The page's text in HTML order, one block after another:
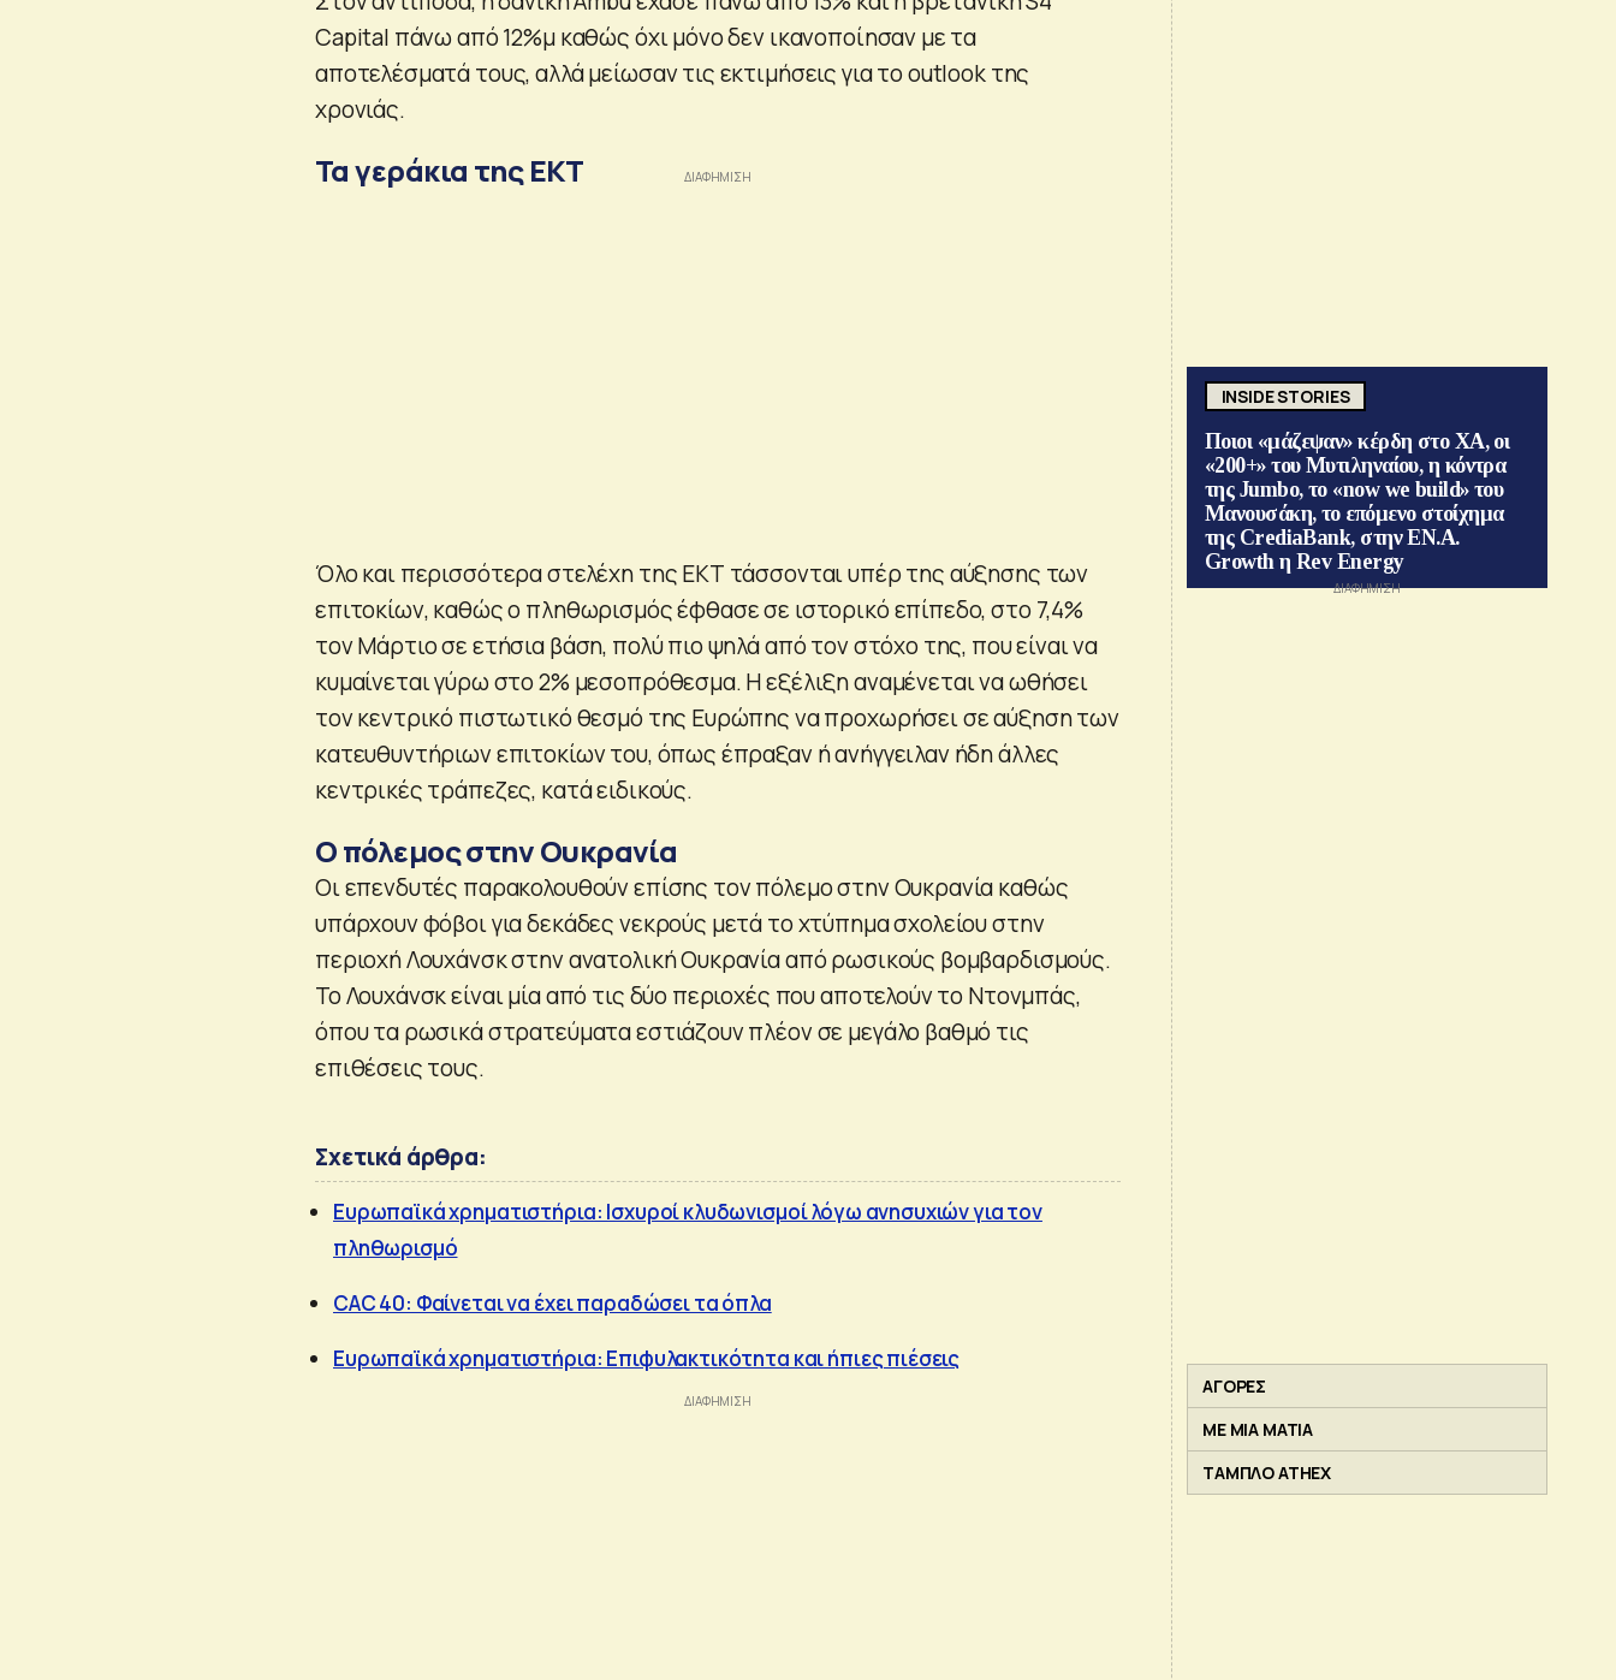
Capital πάνω από 12%μ καθώς όχι μόνο δεν ικανοποίησαν με τα
αποτελέσματά τους, αλλά μείωσαν τις εκτιμήσεις για το outlook της
χρονιάς.
Τα γεράκια της ΕΚΤ
Όλο και περισσότερα στελέχη της ΕΚΤ τάσσονται υπέρ της αύξησης των
επιτοκίων, καθώς ο πληθωρισμός έφθασε σε ιστορικό επίπεδο, στο 7,4%
τον Μάρτιο σε ετήσια βάση, πολύ πιο ψηλά από τον στόχο της, που είναι να
κυμαίνεται γύρω στο 2% μεσοπρόθεσμα. Η εξέλιξη αναμένεται να ωθήσει
τον κεντρικό πιστωτικό θεσμό της Ευρώπης να προχωρήσει σε αύξηση των
κατευθυντήριων επιτοκίων του, όπως έπραξαν ή ανήγγειλαν ήδη άλλες
κεντρικές τράπεζες, κατά ειδικούς.
Ο πόλεμος στην Ουκρανία
Οι επενδυτές παρακολουθούν επίσης τον πόλεμο στην Ουκρανία καθώς
υπάρχουν φόβοι για δεκάδες νεκρούς μετά το χτύπημα σχολείου στην
περιοχή Λουχάνσκ στην ανατολική Ουκρανία από ρωσικούς βομβαρδισμούς.
Το Λουχάνσκ είναι μία από τις δύο περιοχές που αποτελούν το Ντονμπάς,
όπου τα ρωσικά στρατεύματα εστιάζουν πλέον σε μεγάλο βαθμό τις
επιθέσεις τους.
Σχετικά άρθρα:
Ευρωπαϊκά χρηματιστήρια: Ισχυροί κλυδωνισμοί λόγω ανησυχιών για τον
πληθωρισμό
CAC 40: Φαίνεται να έχει παραδώσει τα όπλα
Ευρωπαϊκά χρηματιστήρια: Επιφυλακτικότητα και ήπιες πιέσεις
INSIDE STORIES
Ποιοι «μάζεψαν» κέρδη στο ΧΑ, οι
«200+» του Μυτιληναίου, η κόντρα
της Jumbo, το «now we build» του
Μανουσάκη, το επόμενο στοίχημα
της CrediaBank, στην ΕΝ.Α.
Growth η Rev Energy
ΑΓΟΡΕΣ
ΜΕ ΜΙΑ ΜΑΤΙΑ
ΤΑΜΠΛΟ ATHEX